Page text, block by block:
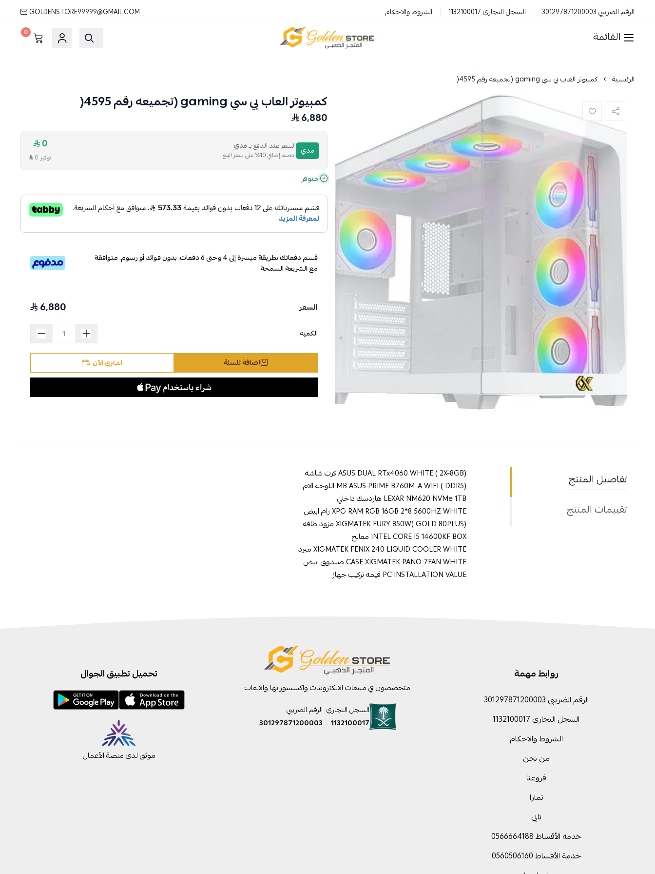
الرقم الضريبي 301297871200003 السجل التجاري 1132100017 الشروط والاحكام GOLDENSTORE99999@GMAIL.COM
القائمة المتجر الذهبي
0
الرئيسية كمبيوتر العاب بي سي gaming (تجميعه رقم 4595(
كمبيوتر العاب بي سي gaming (تجميعه رقم 4595(
6,880
مدي السعر عند الدفع بـمدي
خصم إضافي 10% على سعر البيع
0
توفير 0
متوفر
قسم دفعاتك بطريقة ميسرة إلى 4 وحتى 6 دفعات، بدون فوائد أو رسوم. متوافقة
مع الشريعة السمحة
السعر 6,880
الكمية
إضافة للسلة اشتري الآن
تفاصيل المنتج
تقييمات المنتج
ASUS DUAL RTx4060 WHITE ( 2X-8GB) كرت شاشه
MB ASUS PRIME B760M-A WIFI ( DDR5) اللوحه الام
LEXAR NM620 NVMe 1TB هاردسك داخلي
XPG RAM RGB 16GB 2*8 5600HZ WHITE رام ابيض
XIGMATEK FURY 850W( GOLD 80PLUS) مزود طاقه
INTEL CORE I5 14600KF BOX معالج
XIGMATEK FENIX 240 LIQUID COOLER WHITE مبرد
CASE XIGMATEK PANO 7FAN WHITE صندوق ابيض
PC INSTALLATION VALUE قيمه تركيب جهاز
روابط مهمة
الرقم الضريبي 301297871200003
السجل التجاري 1132100017
الشروط والاحكام
من نحن
فروعنا
تمارا
تابي
خدمة الأقساط 0566664188
خدمة الأقساط 0560506160
متخصصون في مبيعات الالكترونيات واكسسوراتها والالعاب
السجل التجاري
1132100017
الرقم الضريبي
301297871200003
تحميل تطبيق الجوال
موثق لدى منصة الأعمال